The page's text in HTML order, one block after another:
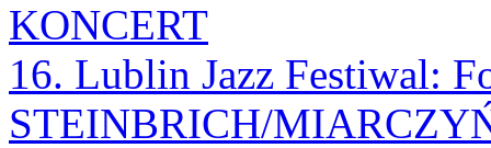
KONCERT
16. Lublin Jazz Festiwal:
STEINBRICH/